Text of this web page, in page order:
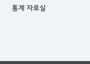
통계 자료실